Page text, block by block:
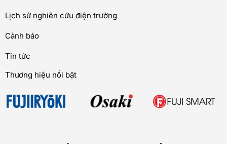
Lịch sử nghiên cứu điện trường
Cảnh báo
Tin tức
Thương hiệu nổi bật